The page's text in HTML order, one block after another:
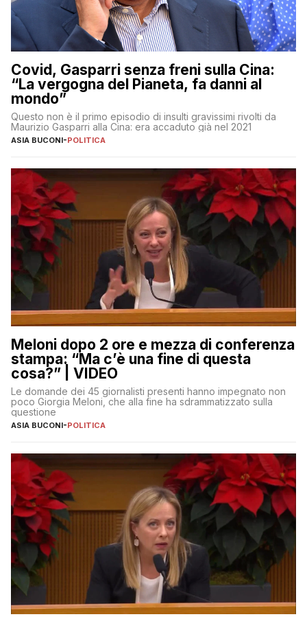
Covid, Gasparri senza freni sulla Cina:
“La vergogna del Pianeta, fa danni al
mondo”
Questo non è il primo episodio di insulti gravissimi rivolti da
Maurizio Gasparri alla Cina: era accaduto già nel 2021
ASIA BUCONI-POLITICA
Meloni dopo 2 ore e mezza di conferenza
stampa: “Ma c’è una fine di questa
cosa?” | VIDEO
Le domande dei 45 giornalisti presenti hanno impegnato non
poco Giorgia Meloni, che alla fine ha sdrammatizzato sulla
questione
ASIA BUCONI-POLITICA